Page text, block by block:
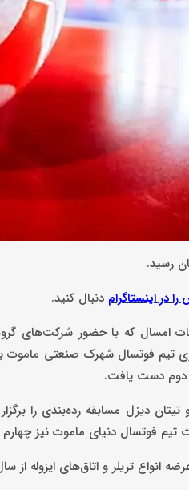
رسید.
در اینستاگرام دنبال کنید.
امسال که با حضور شرکت‌های
تیم‌ فوتسال شهرک صنعتی
دوم دست یافت.
دیزل مسابقه رده‌بندی را
فوتسال دنیای ماموت نیز
ایزوله از سال 1370 در استان البرز آغاز